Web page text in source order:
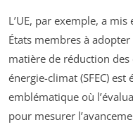
L’UE, par exemple, a
États membres à
matière de réduction des
énergie-climat (SFEC)
emblématique où
pour mesurer